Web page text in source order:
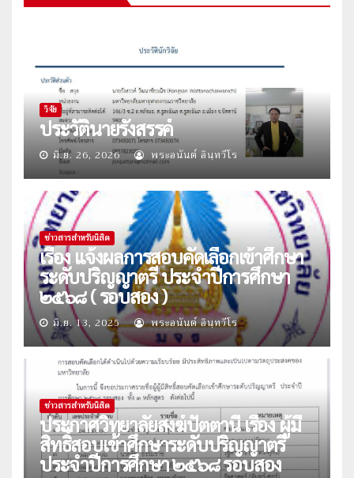
วิจัย
ประวัตินายรังสรรค์
มิ.ย. 26, 2026 พระอนันต์ อินฺทวีโร
ข่าวสารสำหรับนิสิต
เรื่อง แจ้งผลการสอบคัดเลือกเข้าศึกษา
ระดับปริญญาตรี ประจำปีการศึกษา
๒๕๖๘ ( รอบสอง )
มิ.ย. 13, 2025 พระอนันต์ อินฺทวีโร
ข่าวสารสำหรับนิสิต
ประกาศวิทยาลัยสงฆ์ปัตตานี เรื่อง ผู้มี
สิทธิ์สอบเข้าศึกษาระดับปริญญาตรี
ประจำปีการศึกษา ๒๕๖๘ รอบสอง